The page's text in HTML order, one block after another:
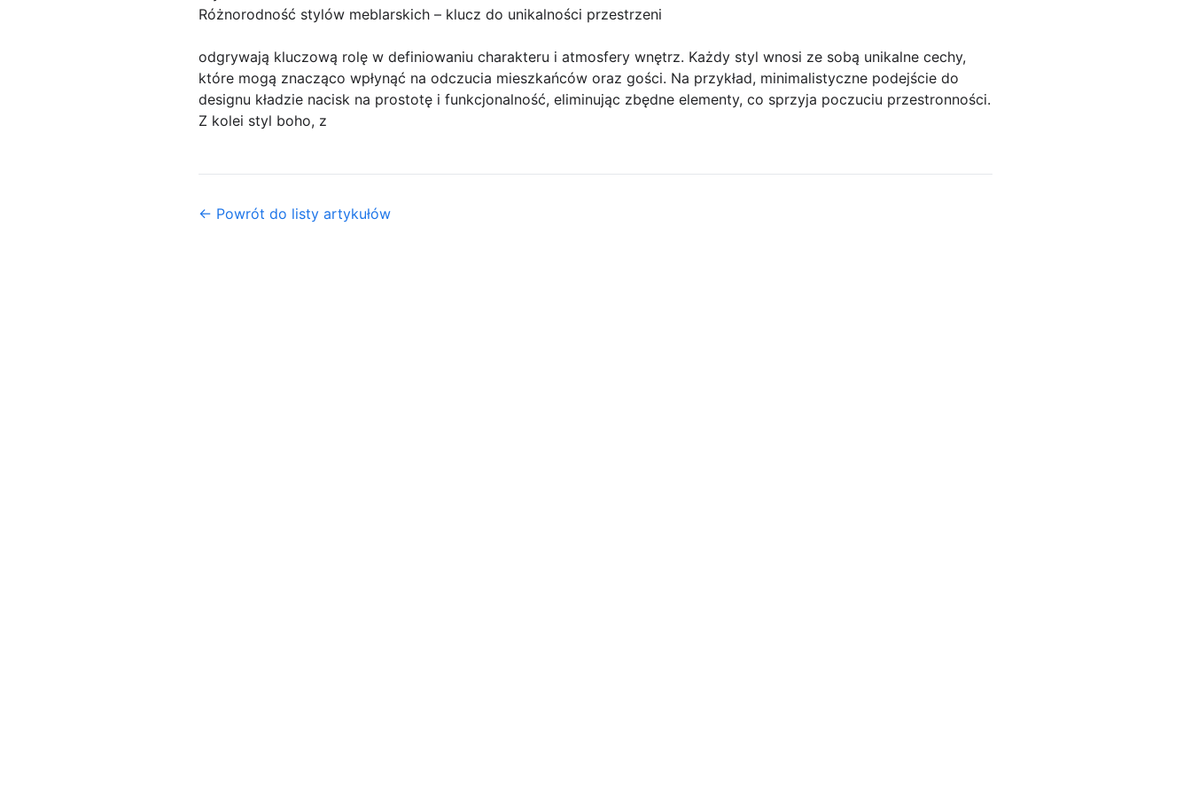
Różnorodność stylów meblarskich – klucz do unikalności przestrzeni
odgrywają kluczową rolę w definiowaniu charakteru i atmosfery wnętrz. Każdy styl wnosi ze sobą unikalne cechy,
które mogą znacząco wpłynąć na odczucia mieszkańców oraz gości. Na przykład, minimalistyczne podejście do
designu kładzie nacisk na prostotę i funkcjonalność, eliminując zbędne elementy, co sprzyja poczuciu przestronności.
Z kolei styl boho, z
← Powrót do listy artykułów